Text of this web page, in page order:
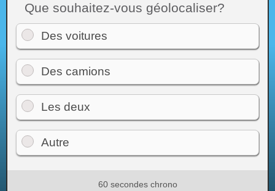
Que souhaitez-vous géolocaliser?
Des voitures
Des camions
Les deux
Autre
60 secondes chrono